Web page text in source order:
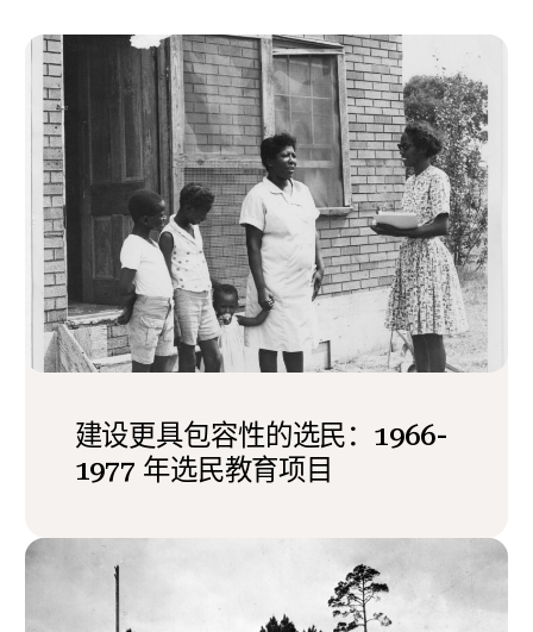
参与其中
建设更具包容性的选民：1966-
1977 年选民教育项目